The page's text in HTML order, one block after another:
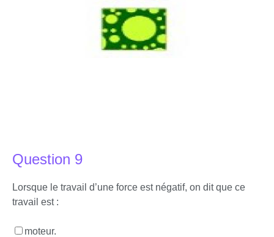
Question 9
Lorsque le travail d’une force est négatif, on dit que ce
travail est :
moteur.